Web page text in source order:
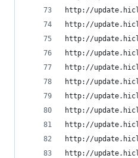
http://
http://
http://
http://
http://
http://
http://
http://
http://
http://
http://